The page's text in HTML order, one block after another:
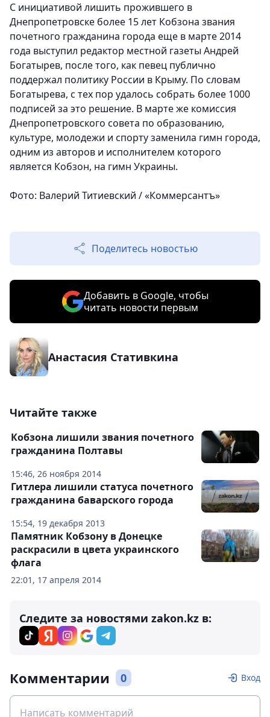
С инициативой лишить прожившего в
Днепропетровске более 15 лет Кобзона звания
почетного гражданина города еще в марте 2014
года выступил редактор местной газеты Андрей
Богатырев, после того, как певец публично
поддержал политику России в Крыму. По словам
Богатырева, с тех пор удалось собрать более 1000
подписей за это решение. В марте же комиссия
Днепропетровского совета по образованию,
культуре, молодежи и спорту заменила гимн города,
одним из авторов и исполнителем которого
является Кобзон, на гимн Украины.
Фото: Валерий Титиевский / «Коммерсантъ»
Поделитесь новостью
Добавить в Google, чтобы
читать новости первым
Анастасия Стативкина
Читайте также
15:46, 26 ноября 2014
Кобзона лишили звания почетного
гражданина Полтавы
15:54, 19 декабря 2013
Гитлера лишили статуса почетного
гражданина баварского города
22:01, 17 апреля 2014
Памятник Кобзону в Донецке
раскрасили в цвета украинского
флага
Следите за новостями zakon.kz в:
Комментарии 0 Вход